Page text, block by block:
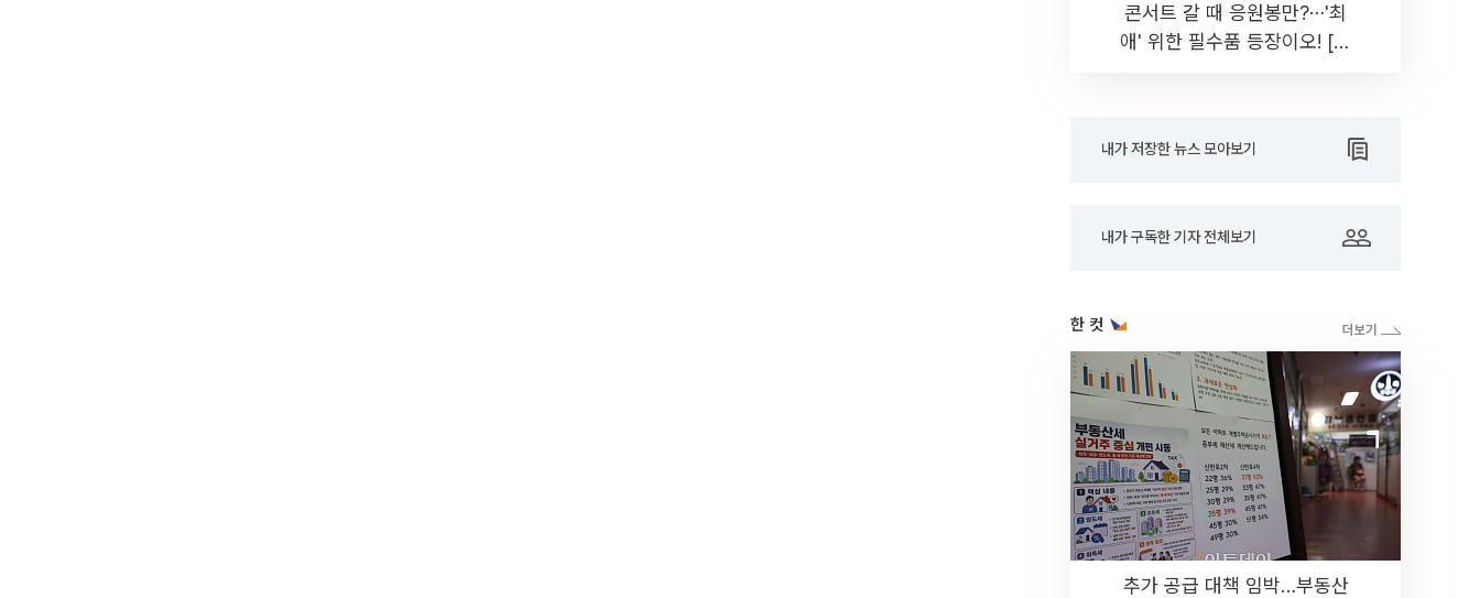
콘서트 갈 때 응원봉만?⋯'최
애' 위한 필수품 등장이오! [솔
내가 저장한 뉴스 모아보기
내가 구독한 기자 전체보기
한 컷
추가 공급 대책 임박…부동산